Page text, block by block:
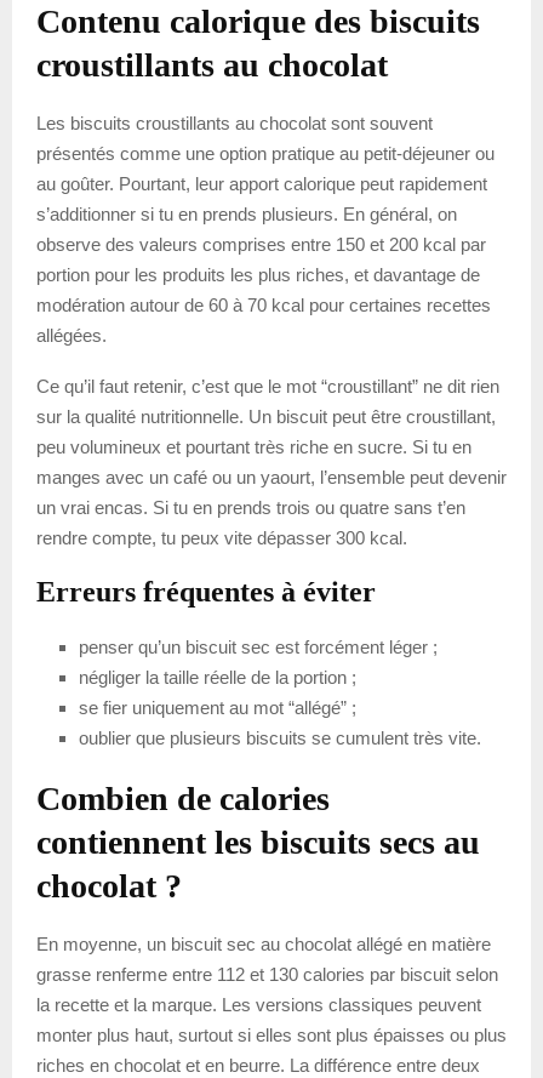
Contenu calorique des biscuits
croustillants au chocolat
Les biscuits croustillants au chocolat sont souvent
présentés comme une option pratique au petit-déjeuner ou
au goûter. Pourtant, leur apport calorique peut rapidement
s’additionner si tu en prends plusieurs. En général, on
observe des valeurs comprises entre 150 et 200 kcal par
portion pour les produits les plus riches, et davantage de
modération autour de 60 à 70 kcal pour certaines recettes
allégées.
Ce qu’il faut retenir, c’est que le mot “croustillant” ne dit rien
sur la qualité nutritionnelle. Un biscuit peut être croustillant,
peu volumineux et pourtant très riche en sucre. Si tu en
manges avec un café ou un yaourt, l’ensemble peut devenir
un vrai encas. Si tu en prends trois ou quatre sans t’en
rendre compte, tu peux vite dépasser 300 kcal.
Erreurs fréquentes à éviter
penser qu’un biscuit sec est forcément léger ;
négliger la taille réelle de la portion ;
se fier uniquement au mot “allégé” ;
oublier que plusieurs biscuits se cumulent très vite.
Combien de calories
contiennent les biscuits secs au
chocolat ?
En moyenne, un biscuit sec au chocolat allégé en matière
grasse renferme entre 112 et 130 calories par biscuit selon
la recette et la marque. Les versions classiques peuvent
monter plus haut, surtout si elles sont plus épaisses ou plus
riches en chocolat et en beurre. La différence entre deux